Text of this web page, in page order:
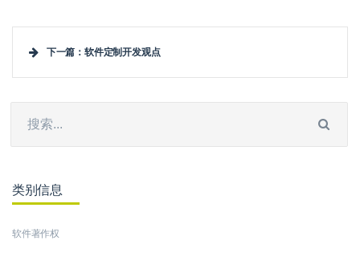
下一篇：软件定制开发观点
类别信息
软件著作权